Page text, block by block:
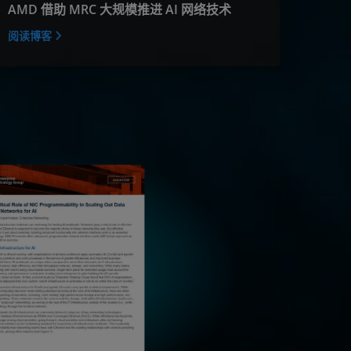
AMD 借助 MRC 大规模推进 AI 网络技术
阅读博客